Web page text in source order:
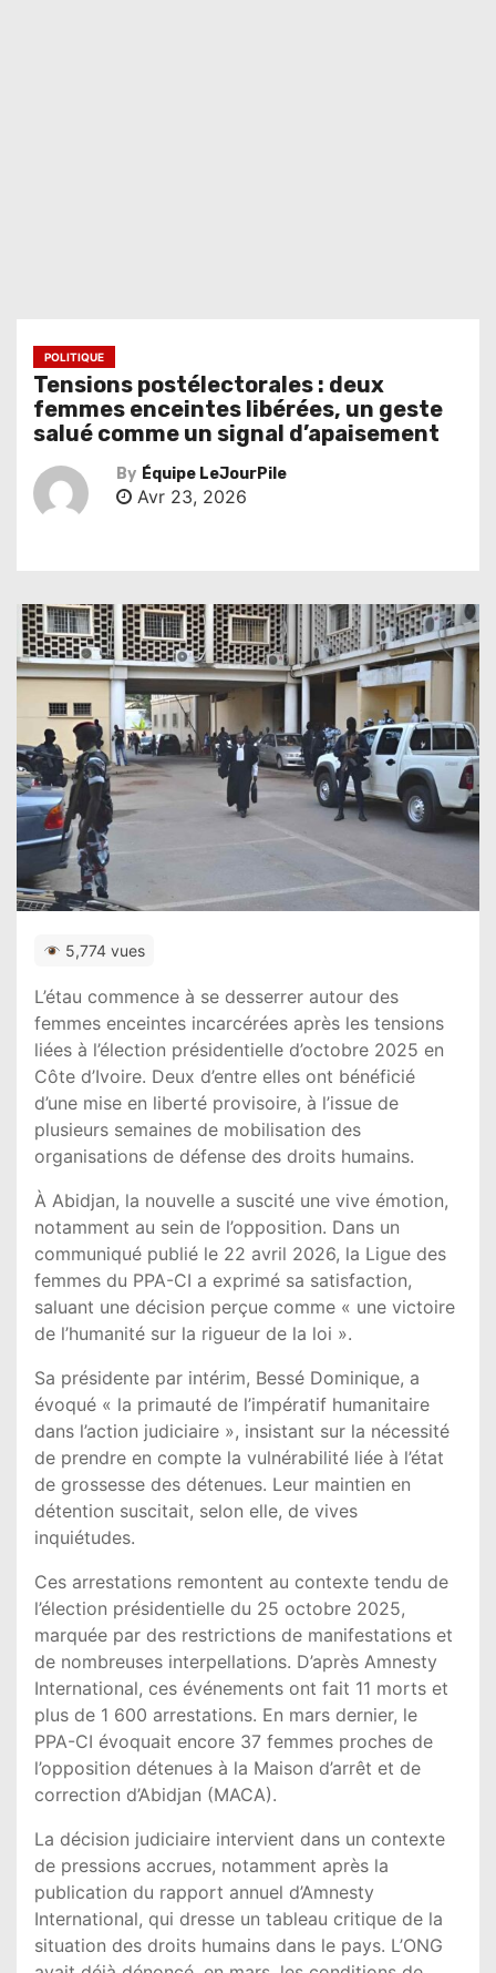
POLITIQUE
Tensions postélectorales : deux
femmes enceintes libérées, un geste
salué comme un signal d’apaisement
By Équipe LeJourPile
Avr 23, 2026
5,774 vues
L’étau commence à se desserrer autour des
femmes enceintes incarcérées après les tensions
liées à l’élection présidentielle d’octobre 2025 en
Côte d’Ivoire. Deux d’entre elles ont bénéficié
d’une mise en liberté provisoire, à l’issue de
plusieurs semaines de mobilisation des
organisations de défense des droits humains.
À Abidjan, la nouvelle a suscité une vive émotion,
notamment au sein de l’opposition. Dans un
communiqué publié le 22 avril 2026, la Ligue des
femmes du PPA-CI a exprimé sa satisfaction,
saluant une décision perçue comme « une victoire
de l’humanité sur la rigueur de la loi ».
Sa présidente par intérim, Bessé Dominique, a
évoqué « la primauté de l’impératif humanitaire
dans l’action judiciaire », insistant sur la nécessité
de prendre en compte la vulnérabilité liée à l’état
de grossesse des détenues. Leur maintien en
détention suscitait, selon elle, de vives
inquiétudes.
Ces arrestations remontent au contexte tendu de
l’élection présidentielle du 25 octobre 2025,
marquée par des restrictions de manifestations et
de nombreuses interpellations. D’après Amnesty
International, ces événements ont fait 11 morts et
plus de 1 600 arrestations. En mars dernier, le
PPA-CI évoquait encore 37 femmes proches de
l’opposition détenues à la Maison d’arrêt et de
correction d’Abidjan (MACA).
La décision judiciaire intervient dans un contexte
de pressions accrues, notamment après la
publication du rapport annuel d’Amnesty
International, qui dresse un tableau critique de la
situation des droits humains dans le pays. L’ONG